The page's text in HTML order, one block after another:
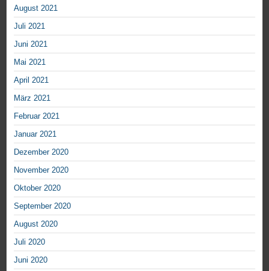
August 2021
Juli 2021
Juni 2021
Mai 2021
April 2021
März 2021
Februar 2021
Januar 2021
Dezember 2020
November 2020
Oktober 2020
September 2020
August 2020
Juli 2020
Juni 2020